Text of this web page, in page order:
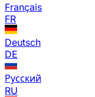
Français
FR
Deutsch
DE
Русский
RU